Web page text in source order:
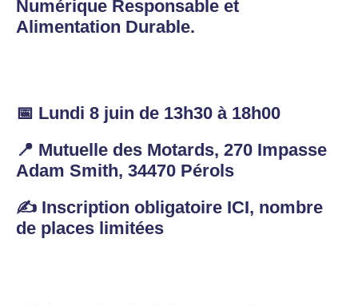
Numérique Responsable et
Alimentation Durable.
📅 Lundi 8 juin de 13h30 à 18h00
📍 Mutuelle des Motards, 270 Impasse
Adam Smith, 34470 Pérols
✍️ Inscription obligatoire ICI, nombre
de places limitées